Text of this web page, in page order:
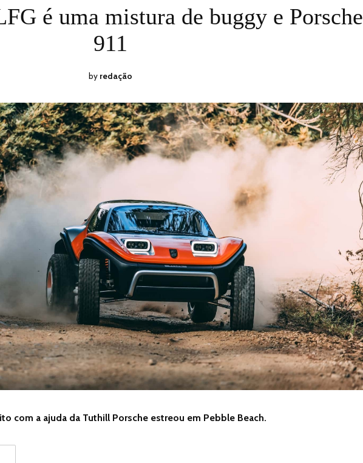
2025
é uma mistura de buggy e Porsche
911
by redação
com a ajuda da Tuthill Porsche estreou em Pebble Beach.